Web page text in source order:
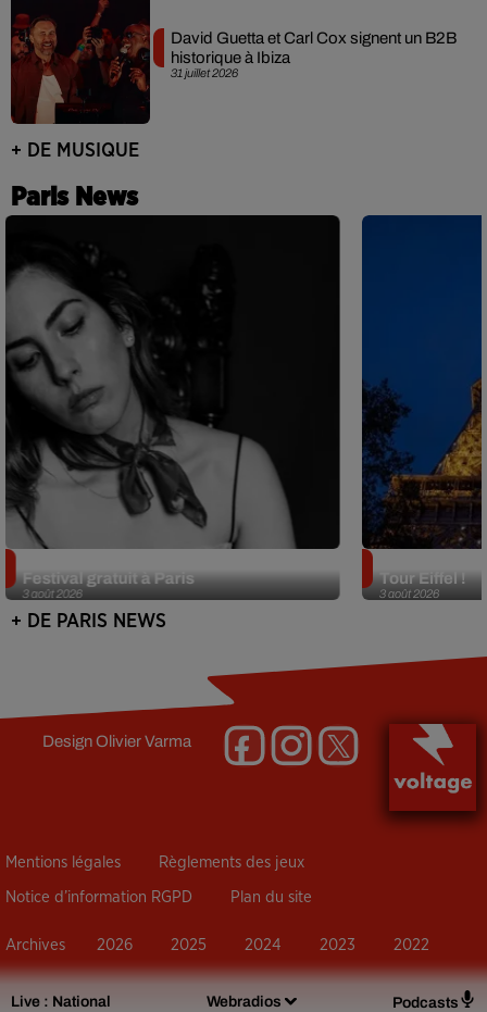
Live : National Webradios Podcasts
31 juillet 2026
David Guetta et Carl Cox signent un B2B
historique à Ibiza
+ DE MUSIQUE
Paris News
3 août 2026
Festival gratuit à Paris
3 août 2026
Tour Eiffel !
+ DE PARIS NEWS
DesignOlivier Varma
Mentions légales Règlements des jeux
Notice d’information RGPD Plan du site
Archives 2026 2025 2024 2023 2022